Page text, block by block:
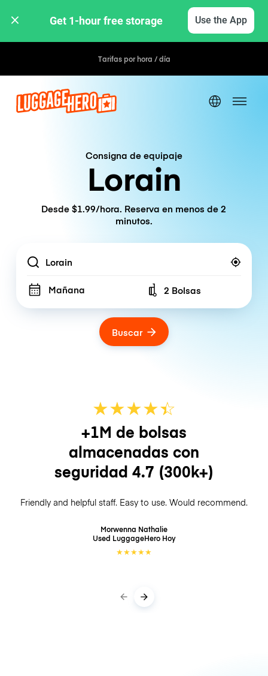
Get 1-hour free storage Use the App
Tarifas por hora / día
Consigna de equipaje
Lorain
Desde $1.99/hora. Reserva en menos de 2
minutos.
Location
Mañana Number of bags
2 Bolsas
Buscar
★★★★☆
★
+1M de bolsas
almacenadas con
seguridad 4.7 (300k+)
Friendly and helpful staff. Easy to use. Would recommend.
Morwenna Nathalie
Used LuggageHero Hoy
★★★★★